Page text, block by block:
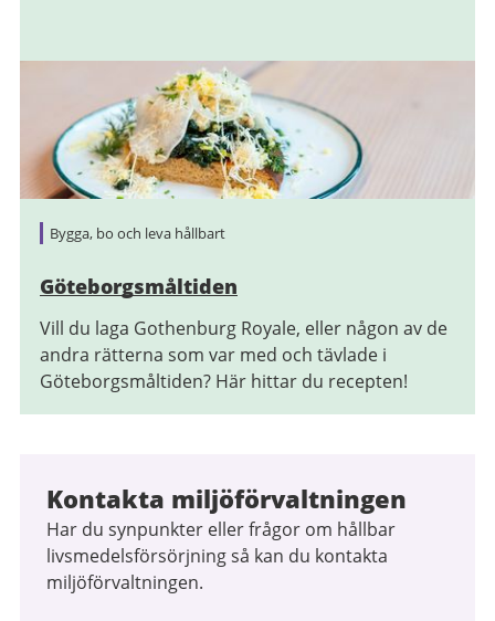
Bygga, bo och leva hållbart
Göteborgsmåltiden
Vill du laga Gothenburg Royale, eller någon av de
andra rätterna som var med och tävlade i
Göteborgsmåltiden? Här hittar du recepten!
Kontakta miljöförvaltningen
Har du synpunkter eller frågor om hållbar
livsmedelsförsörjning så kan du kontakta
miljöförvaltningen.